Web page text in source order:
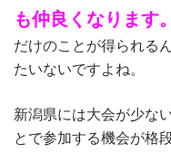
も仲良くなります。
だけのことが得られる
たいないですよね。
新潟県には大会が少な
とで参加する機会が格